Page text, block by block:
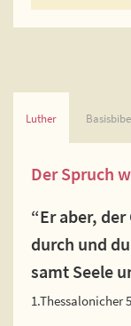
Luther
Der Spruch
“Er aber,
durch und
samt Seele
1.Thessalonicher